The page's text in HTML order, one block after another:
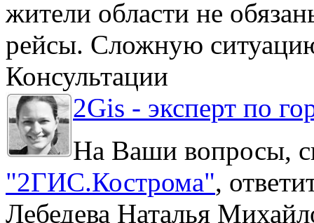
жители области не
рейсы. Сложную
Консультации
2Gis - эксперт по
На Ваши вопросы,
"2ГИС.Кострома",
Лебедева Наталья